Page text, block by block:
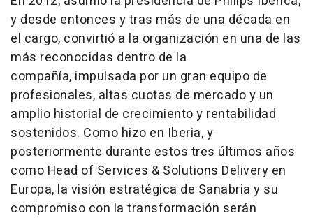
y desde entonces y tras más de una década en
el cargo, convirtió a la organización en una de las
más reconocidas dentro de la
compañía, impulsada por un gran equipo de
profesionales, altas cuotas de mercado y un
amplio historial de crecimiento y rentabilidad
sostenidos. Como hizo en Iberia, y
posteriormente durante estos tres últimos años
como Head of Services & Solutions Delivery en
Europa, la visión estratégica de Sanabria y su
compromiso con la transformación serán